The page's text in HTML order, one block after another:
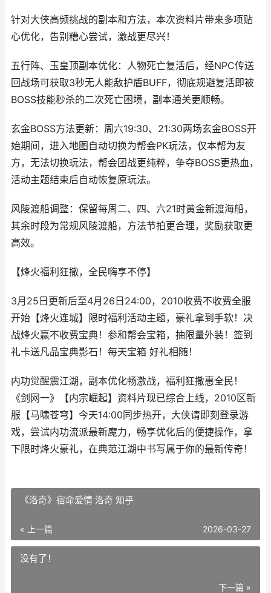
针对大侠高频挑战的副本和方法，本次资料片带来多项贴
心优化，告别糟心尝试，激战更尽兴！
五行阵、玉皇顶副本优化：人物死亡复活后，经NPC传送
回战场可获取3秒无人能敌护盾BUFF，彻底规避复活即被
BOSS技能秒杀的二次死亡困境，副本通关更顺畅。
玄金BOSS方法更新：周六19:30、21:30两场玄金BOSS开
始期间，进入地图自动切换为帮会PK玩法，仅本帮为友
方，无法切换玩法，帮会团战更纯粹，争夺BOSS更热血，
活动主题结束后自动恢复原玩法。
风陵渡船调整：保留每周二、四、六21时黄金新渡海船，
其余时段为常规风陵渡船，方法节拍更合理，奖励获取更
高效。
【烽火福利狂撒，全民嗨享不停】
3月25日更新后至4月26日24:00，2010收费不收费全服
开始【烽火连城】限时福利活动主题，豪礼拿到手软！决
战烽火赢不收费宝典！参和帮会宝箱，抽限量外装！签到
礼卡送凡品宝典影石！每天宝箱 好礼相随！
内功觉醒震江湖，副本优化畅激战，福利狂撒惠全民！
《剑网一》【内宗崛起】资料片现已综合上线，2010区新
服【马啸苍穹】今天14:00同步热开，大侠请即刻登录游
戏，尝试内功流派最新魔力，畅享优化后的便捷操作，拿
下限时烽火豪礼，在典范江湖中书写属于你的最新传奇！
《洛奇》宿命爱情 洛奇 知乎
« 上一篇 2026-03-27
没有了！
下一篇 »